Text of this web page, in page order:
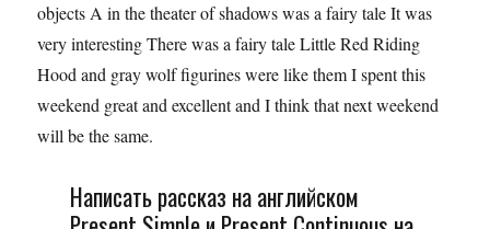
objects A in the theater of shadows was a fairy tale It was
very interesting There was a fairy tale Little Red Riding
Hood and gray wolf figurines were like them I spent this
weekend great and excellent and I think that next weekend
will be the same.
Написать рассказ на английском